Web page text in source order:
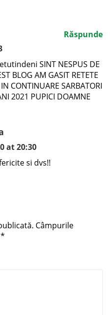
SINT NESPUS DE
BLOG AM GASIT RETETE
CONTINUARE SARBATORI
2021 PUPICI DOAMNE
Răspunde
at 20:30
si dvs!!
Câmpurile
*